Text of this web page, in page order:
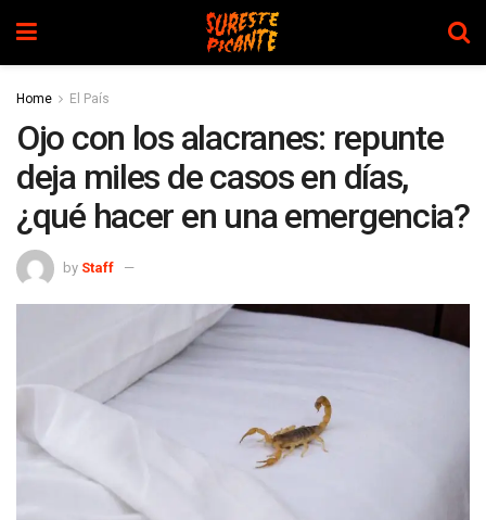
Home El País
Ojo con los alacranes: repunte
deja miles de casos en días,
¿qué hacer en una emergencia?
by Staff